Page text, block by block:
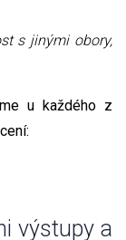
s jinými obory,
u každého z
výstupy a